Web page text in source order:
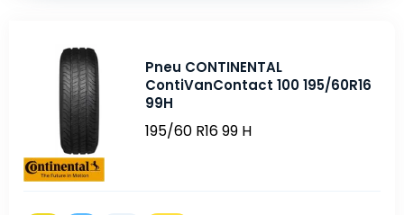
Pneu CONTINENTAL
ContiVanContact 100 195/60R16
99H
195/60 R16 99 H